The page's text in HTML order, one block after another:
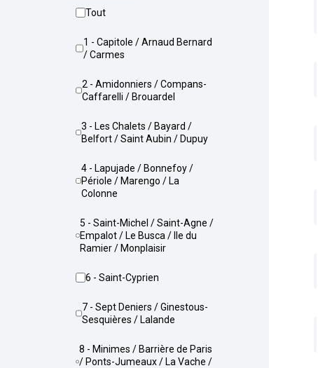
Tout
1 - Capitole / Arnaud Bernard
/ Carmes
2 - Amidonniers / Compans-
Caffarelli / Brouardel
3 - Les Chalets / Bayard /
Belfort / Saint Aubin / Dupuy
4 - Lapujade / Bonnefoy /
Périole / Marengo / La
Colonne
5 - Saint-Michel / Saint-Agne /
Empalot / Le Busca / Ile du
Ramier / Monplaisir
6 - Saint-Cyprien
7 - Sept Deniers / Ginestous-
Sesquières / Lalande
8 - Minimes / Barrière de Paris
/ Ponts-Jumeaux / La Vache /